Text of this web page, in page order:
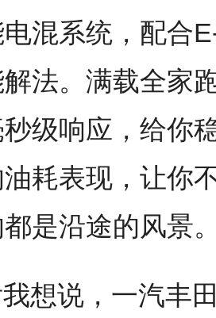
混系统，配合
法。满载全家
秒级响应，给你
耗表现，让你
是沿途的风景
想说，一汽丰